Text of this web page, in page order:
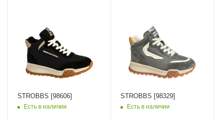
STROBBS [98606]
Есть в наличии
STROBBS [98329]
Есть в наличии